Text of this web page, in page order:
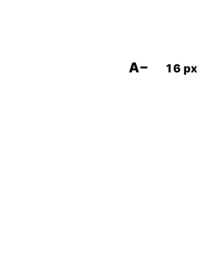
A− 16 px